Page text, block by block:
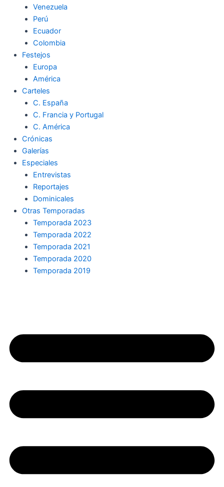
k
Venezuela
Perú
Ecuador
Colombia
Festejos
Europa
América
Carteles
C. España
C. Francia y Portugal
C. América
Crónicas
Galerías
Especiales
Entrevistas
Reportajes
Dominicales
Otras Temporadas
Temporada 2023
Temporada 2022
Temporada 2021
Temporada 2020
Temporada 2019